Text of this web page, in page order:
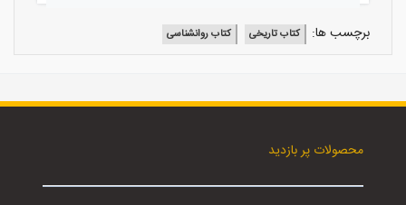
برچسب ها: کتاب تاریخی کتاب روانشناسی
محصولات پر بازدید